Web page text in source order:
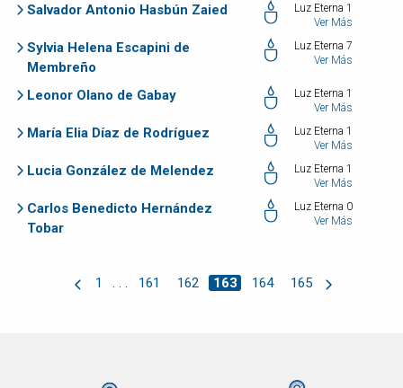
Salvador Antonio Hasbún Zaied
Luz Eterna 1
Ver Más
Sylvia Helena Escapini de
Membreño
Luz Eterna 7
Ver Más
Leonor Olano de Gabay
Luz Eterna 1
Ver Más
María Elia Díaz de Rodríguez
Luz Eterna 1
Ver Más
Lucia González de Melendez
Luz Eterna 1
Ver Más
Carlos Benedicto Hernández
Tobar
Luz Eterna 0
Ver Más
1 . . . 161 162 163 164 165